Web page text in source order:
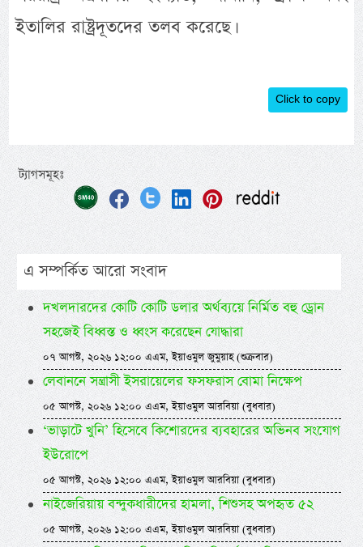
ইতালির রাষ্ট্রদূতদের তলব করেছে।
Click to copy
ট্যাগসমূহঃ
এ সম্পর্কিত আরো সংবাদ
দখলদারদের কোটি কোটি ডলার অর্থব্যয়ে নির্মিত বহু ড্রোন
সহজেই বিধ্বস্ত ও ধ্বংস করেছেন যোদ্ধারা
০৭ আগস্ট, ২০২৬ ১২:০০ এএম, ইয়াওমুল জুমুয়াহ (শুক্রবার)
লেবাননে সন্ত্রাসী ইসরায়েলের ফসফরাস বোমা নিক্ষেপ
০৫ আগস্ট, ২০২৬ ১২:০০ এএম, ইয়াওমুল আরবিয়া (বুধবার)
‘ভাড়াটে খুনি’ হিসেবে কিশোরদের ব্যবহারের অভিনব সংযোগ
ইউরোপে
০৫ আগস্ট, ২০২৬ ১২:০০ এএম, ইয়াওমুল আরবিয়া (বুধবার)
নাইজেরিয়ায় বন্দুকধারীদের হামলা, শিশুসহ অপহৃত ৫২
০৫ আগস্ট, ২০২৬ ১২:০০ এএম, ইয়াওমুল আরবিয়া (বুধবার)